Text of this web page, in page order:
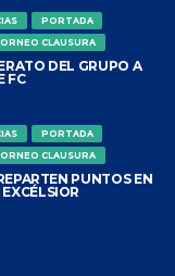
PORTADA
CLAUSURA
DEL GRUPO A
FC
PORTADA
CLAUSURA
PUNTOS EN